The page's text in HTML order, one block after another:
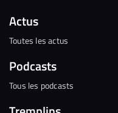
Actus
Toutes les actus
Podcasts
Tous les podcasts